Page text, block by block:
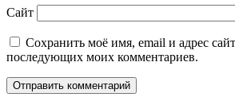
Сайт
Сохранить моё имя, email и адрес
последующих моих комментариев.